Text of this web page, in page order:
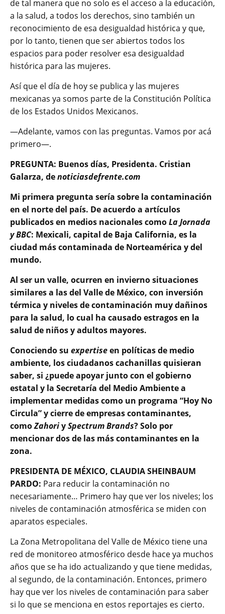
de tal manera que no solo es el acceso a la educación,
a la salud, a todos los derechos, sino también un
reconocimiento de esa desigualdad histórica y que,
por lo tanto, tienen que ser abiertos todos los
espacios para poder resolver esa desigualdad
histórica para las mujeres.
Así que el día de hoy se publica y las mujeres
mexicanas ya somos parte de la Constitución Política
de los Estados Unidos Mexicanos.
—Adelante, vamos con las preguntas. Vamos por acá
primero—.
PREGUNTA: Buenos días, Presidenta. Cristian
Galarza, denoticiasdefrente.com
Mi primera pregunta sería sobre la contaminación
en el norte del país. De acuerdo a artículos
publicados en medios nacionales comoLa Jornada
y BBC: Mexicali, capital de Baja California, es la
ciudad más contaminada de Norteamérica y del
mundo.
Al ser un valle, ocurren en invierno situaciones
similares a las del Valle de México, con inversión
térmica y niveles de contaminación muy dañinos
para la salud, lo cual ha causado estragos en la
salud de niños y adultos mayores.
Conociendo su expertiseen políticas de medio
ambiente, los ciudadanos cachanillas quisieran
saber, si ¿puede apoyar junto con el gobierno
estatal y la Secretaría del Medio Ambiente a
implementar medidas como un programa “Hoy No
Circula” y cierre de empresas contaminantes,
comoZahoriySpectrum Brands? Solo por
mencionar dos de las más contaminantes en la
zona.
PRESIDENTA DE MÉXICO, CLAUDIA SHEINBAUM
PARDO: Para reducir la contaminación no
necesariamente… Primero hay que ver los niveles; los
niveles de contaminación atmosférica se miden con
aparatos especiales.
La Zona Metropolitana del Valle de México tiene una
red de monitoreo atmosférico desde hace ya muchos
años que se ha ido actualizando y que tiene medidas,
al segundo, de la contaminación. Entonces, primero
hay que ver los niveles de contaminación para saber
si lo que se menciona en estos reportajes es cierto.